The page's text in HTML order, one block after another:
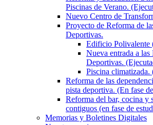
Piscinas de Verano.
Nuevo Centro de
Proyecto de Reforma de
Deportivas.
Edificio Polivalente
Nueva entrada a las
Deportivas.
Piscina climatizada.
Reforma de las
pista deportiva. (En fase
Reforma del bar, cocina y
contiguos (en fase de
Memorias y Boletines Digitales